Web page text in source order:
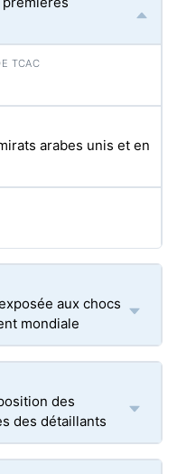
arabes unis et en
aux chocs
mondiale
des
des détaillants